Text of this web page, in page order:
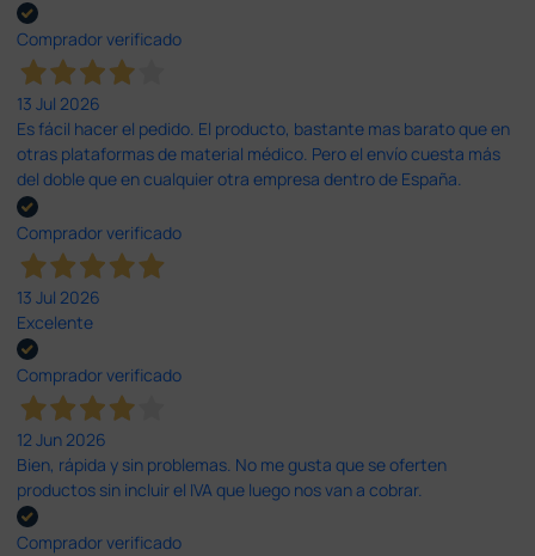
Comprador verificado
13 Jul 2026
Es fácil hacer el pedido. El producto, bastante mas barato que en
otras plataformas de material médico. Pero el envío cuesta más
del doble que en cualquier otra empresa dentro de España.
Comprador verificado
13 Jul 2026
Excelente
Comprador verificado
12 Jun 2026
Bien, rápida y sin problemas. No me gusta que se oferten
productos sin incluir el IVA que luego nos van a cobrar.
Comprador verificado